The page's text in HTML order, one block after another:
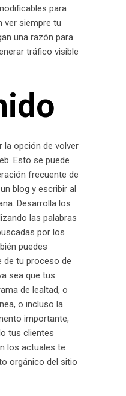
para
ver siempre tu
una razón para
tráfico visible
la opción de volver
Esto se puede
frecuente de
blog y escribir al
Desarrolla los
las palabras
por los
puedes
de tu proceso de
sea que tus
de lealtad, o
o incluso la
importante,
tus clientes
los actuales te
orgánico del sitio